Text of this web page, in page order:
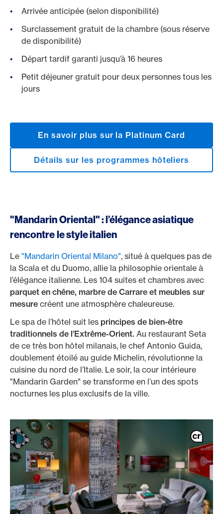
Arrivée anticipée (selon disponibilité)
Surclassement gratuit de la chambre (sous réserve
de disponibilité)
Départ tardif garanti jusqu’à 16 heures
Petit déjeuner gratuit pour deux personnes tous les
jours
En savoir plus sur la Platinum Card
Détails sur les programmes hôteliers
"Mandarin Oriental" : l’élégance asiatique
rencontre le style italien
Le "Mandarin Oriental Milano", situé à quelques pas de
la Scala et du Duomo, allie la philosophie orientale à
l’élégance italienne. Les 104 suites et chambres avec
parquet en chêne, marbre de Carrare et meubles sur
mesure créent une atmosphère chaleureuse.
Le spa de l’hôtel suit les principes de bien-être
traditionnels de l’Extrême-Orient. Au restaurant Seta
de ce très bon hôtel milanais, le chef Antonio Guida,
doublement étoilé au guide Michelin, révolutionne la
cuisine du nord de l’Italie. Le soir, la cour intérieure
"Mandarin Garden" se transforme en l’un des spots
nocturnes les plus exclusifs de la ville.